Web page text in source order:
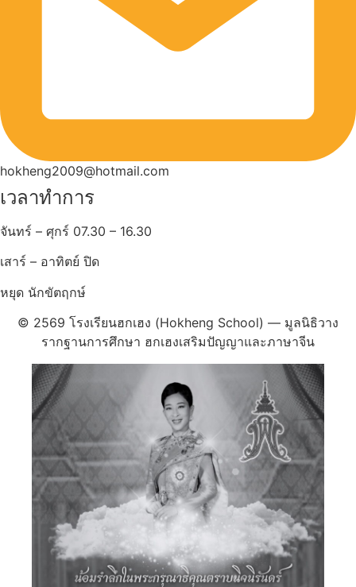
hokheng2009@hotmail.com
เวลาทำการ
จันทร์ – ศุกร์ 07.30 – 16.30
เสาร์ – อาทิตย์ ปิด
หยุด นักขัตฤกษ์
© 2569 โรงเรียนฮกเฮง (Hokheng School) — มูลนิธิวาง
รากฐานการศึกษา ฮกเฮงเสริมปัญญาและภาษาจีน